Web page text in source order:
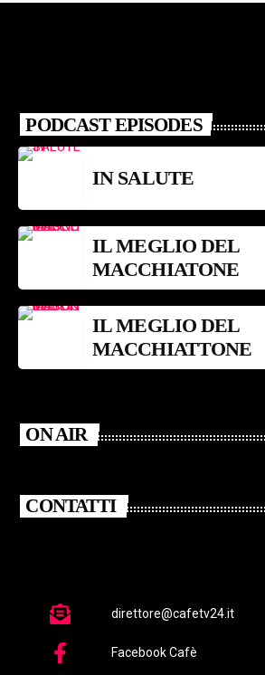
PODCAST EPISODES
IN SALUTE
IL MEGLIO DEL
MACCHIATONE
IL MEGLIO DEL
MACCHIATTONE
ON AIR
CONTATTI
direttore@cafetv24.it
Facebook Cafè